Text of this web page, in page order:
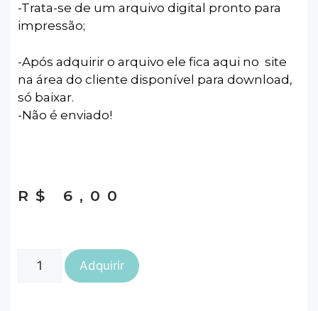
-Trata-se de um arquivo digital pronto para
impressão;
-Após adquirir o arquivo ele fica aqui no site
na área do cliente disponível para download,
só baixar.
-Não é enviado!
R$ 6,00
Adquirir